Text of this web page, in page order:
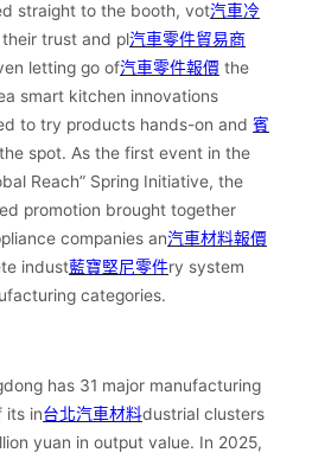
straight to the booth, vot汽車冷
trust and pl汽車零件貿易商
letting go of汽車零件報價 the
smart kitchen innovations
to try products hands-on and 賓
spot. As the first event in the
Reach” Spring Initiative, the
promotion brought together
companies an汽車材料報價
indust藍寶堅尼零件ry system
categories.
has 31 major manufacturing
its in台北汽車材料dustrial clusters
yuan in output value. In 2025,